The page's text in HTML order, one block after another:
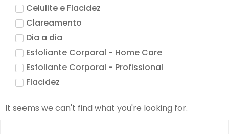
Lançamentos
Celulite e Flacidez
Clareamento
Dia a dia
Esfoliante Corporal - Home Care
Esfoliante Corporal - Profissional
Flacidez
Higienização e Esfoliação
It seems we can't find what you're looking for.